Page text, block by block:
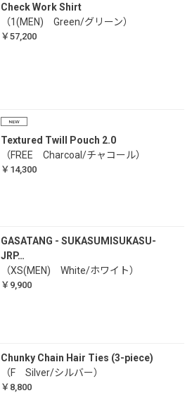
Check Work Shirt
（1(MEN) Green/グリーン）
￥57,200
Textured Twill Pouch 2.0
（FREE Charcoal/チャコール）
￥14,300
GASATANG - SUKASUMISUKASU-
JRP…
（XS(MEN) White/ホワイト）
￥9,900
Chunky Chain Hair Ties (3-piece)
（F Silver/シルバー）
￥8,800